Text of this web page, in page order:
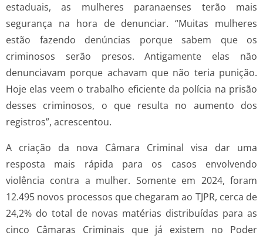
estaduais, as mulheres paranaenses terão mais
segurança na hora de denunciar. “Muitas mulheres
estão fazendo denúncias porque sabem que os
criminosos serão presos. Antigamente elas não
denunciavam porque achavam que não teria punição.
Hoje elas veem o trabalho eficiente da polícia na prisão
desses criminosos, o que resulta no aumento dos
registros”, acrescentou.
A criação da nova Câmara Criminal visa dar uma
resposta mais rápida para os casos envolvendo
violência contra a mulher. Somente em 2024, foram
12.495 novos processos que chegaram ao TJPR, cerca de
24,2% do total de novas matérias distribuídas para as
cinco Câmaras Criminais que já existem no Poder